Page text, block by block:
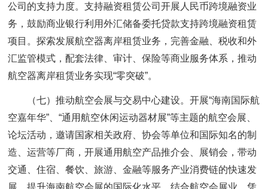
公司的支持力度。支持融资租赁公司开展人民币跨境融资业
务，鼓励商业银行利用外汇储备委托贷款支持跨境融资租赁
项目。探索发展航空器离岸租赁业务，完善金融、税收和外
汇监管模式，配套法律、审计、保险等商业服务体系，推动
航空器离岸租赁业务实现“零突破”。
（七）推动航空会展与交易中心建设。开展“海南国际航
空嘉年华”、“通用航空休闲运动器材展”等主题的航空会展、
论坛活动，邀请国家相关政府、协会等单位和国际知名的制
造、运营等厂商，开展通用航空产品推介会、展销会，带动
交通、住宿、餐饮、旅游、金融等服务产业消费链的快速发